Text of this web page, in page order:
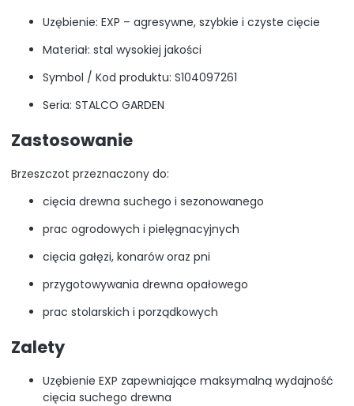
Uzębienie: EXP – agresywne, szybkie i czyste cięcie
Materiał: stal wysokiej jakości
Symbol / Kod produktu: S104097261
Seria: STALCO GARDEN
Zastosowanie
Brzeszczot przeznaczony do:
cięcia drewna suchego i sezonowanego
prac ogrodowych i pielęgnacyjnych
cięcia gałęzi, konarów oraz pni
przygotowywania drewna opałowego
prac stolarskich i porządkowych
Zalety
Uzębienie EXP zapewniające maksymalną wydajność
cięcia suchego drewna